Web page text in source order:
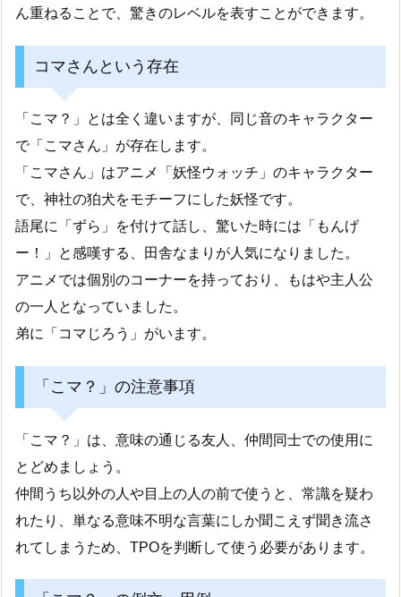
ん重ねることで、驚きのレベルを表すことができます。
コマさんという存在
「こマ？」とは全く違いますが、同じ音のキャラクター
で「こマさん」が存在します。
「こマさん」はアニメ「妖怪ウォッチ」のキャラクター
で、神社の狛犬をモチーフにした妖怪です。
語尾に「ずら」を付けて話し、驚いた時には「もんげ
ー！」と感嘆する、田舎なまりが人気になりました。
アニメでは個別のコーナーを持っており、もはや主人公
の一人となっていました。
弟に「コマじろう」がいます。
「こマ？」の注意事項
「こマ？」は、意味の通じる友人、仲間同士での使用に
とどめましょう。
仲間うち以外の人や目上の人の前で使うと、常識を疑わ
れたり、単なる意味不明な言葉にしか聞こえず聞き流さ
れてしまうため、TPOを判断して使う必要があります。